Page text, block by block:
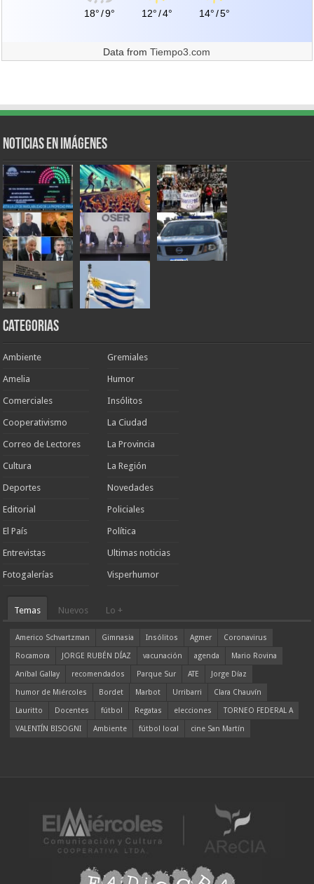
18°/9° 12°/4° 14°/5°
Data fromTiempo3.com
Noticias en Imágenes
Categorias
Ambiente
Amelia
Comerciales
Cooperativismo
Correo de Lectores
Cultura
Deportes
Editorial
El País
Entrevistas
Fotogalerías
Gremiales
Humor
Insólitos
La Ciudad
La Provincia
La Región
Novedades
Policiales
Política
Ultimas noticias
Visperhumor
Temas Nuevos Lo +
Americo Schvartzman Gimnasia Insólitos Agmer
Coronavirus
Rocamora
JORGE RUBÉN DÍAZ vacunación agenda
Mario Rovina
Aníbal Gallay
recomendados Parque Sur ATE
Jorge Díaz
humor de Miércoles
Bordet Marbot Urribarri
Clara Chauvín
Lauritto
Docentes fútbol Regatas elecciones
TORNEO FEDERAL A
VALENTÍN BISOGNI
Ambiente fútbol local cine San Martín